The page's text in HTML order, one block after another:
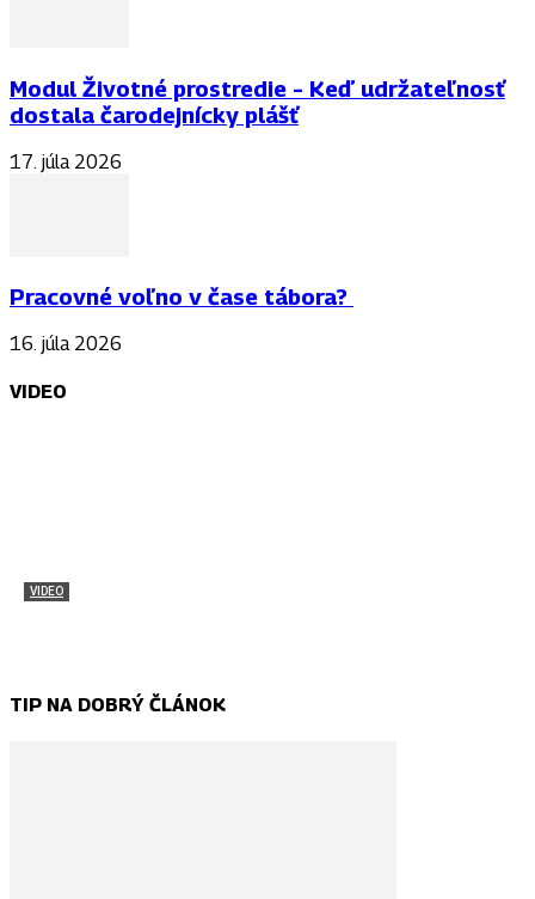
Modul Životné prostredie – Keď udržateľnosť
dostala čarodejnícky plášť
17. júla 2026
Pracovné voľno v čase tábora?
16. júla 2026
VIDEO
VIDEO
TIP NA DOBRÝ ČLÁNOK